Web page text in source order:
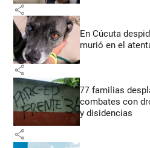
share
En Cúcuta
murió en el
share
77 familias
combates con
y disidencias
share